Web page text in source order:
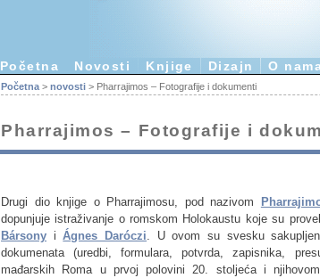
Početna Novosti Knjige Dizajn O
Početna > novosti > Pharrajimos – Fotografije i dokumenti
Pharrajimos – Fotografije i
Drugi dio knjige o Pharrajimosu, pod nazivom
dopunjuje istraživanje o romskom Holokaustu koje su
Bársony iÁgnes Daróczi. U ovom su svesku
dokumenata (uredbi, formulara, potvrda, zapisnika,
mađarskih Roma u prvoj polovini 20. stoljeća i